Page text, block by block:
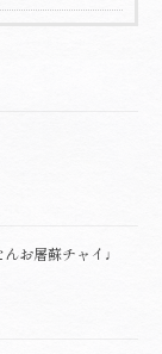
お屠蘇チャイ♩